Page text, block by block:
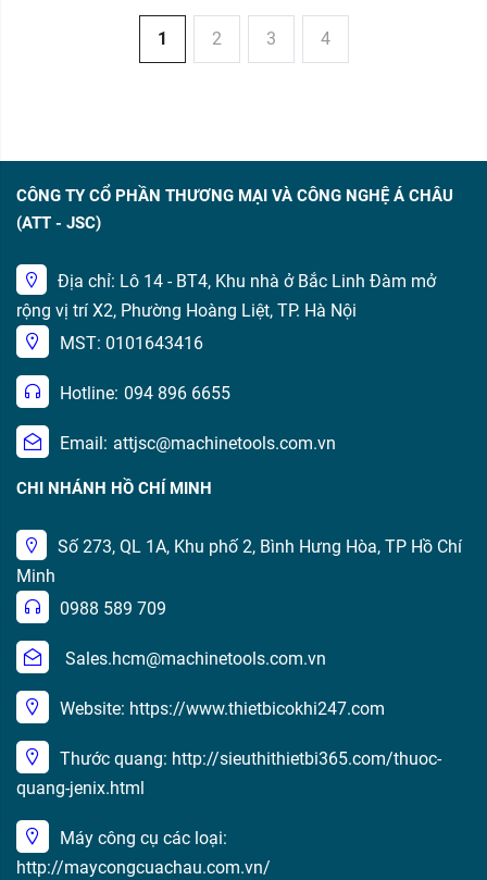
1 2 3 4
CÔNG TY CỔ PHẦN THƯƠNG MẠI VÀ CÔNG NGHỆ Á CHÂU
(ATT - JSC)
Địa chỉ: Lô 14 - BT4, Khu nhà ở Bắc Linh Đàm mở
rộng vị trí X2, Phường Hoàng Liệt, TP. Hà Nội
MST: 0101643416
Hotline: 094 896 6655
Email: attjsc@machinetools.com.vn
CHI NHÁNH HỒ CHÍ MINH
Số 273, QL 1A, Khu phố 2, Bình Hưng Hòa, TP Hồ Chí
Minh
0988 589 709
Sales.hcm@machinetools.com.vn
Website: https://www.thietbicokhi247.com
Thước quang: http://sieuthithietbi365.com/thuoc-
quang-jenix.html
Máy công cụ các loại:
http://maycongcuachau.com.vn/